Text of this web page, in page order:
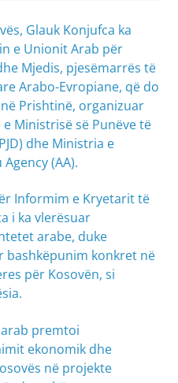
Glauk Konjufca ka
e Unionit Arab për
Mjedis, pjesëmarrës të
Arabo-Evropiane, që do
Prishtinë, organizuar
Ministrisë së Punëve të
dhe Ministria e
(AA).
Informim e Kryetarit të
i ka vlerësuar
arabe, duke
konkret në
për Kosovën, si
premtoi
ekonomik dhe
në projekte